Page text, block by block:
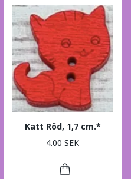
Katt Röd, 1,7 cm.*
4.00 SEK